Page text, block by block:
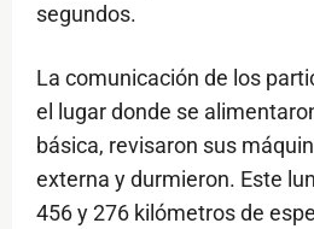
segundos.
La comunicación de los
el lugar donde se
básica, revisaron sus
externa y durmieron. Este
456 y 276 kilómetros de